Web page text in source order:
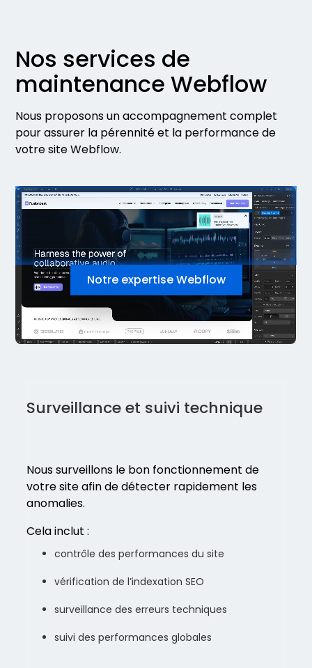
Nos services de
maintenance Webflow
Nous proposons un accompagnement complet
pour assurer la pérennité et la performance de
votre site Webflow.
Notre expertise Webflow
Surveillance et suivi technique
Nous surveillons le bon fonctionnement de
votre site afin de détecter rapidement les
anomalies.
Cela inclut :
contrôle des performances du site
vérification de l’indexation SEO
surveillance des erreurs techniques
suivi des performances globales